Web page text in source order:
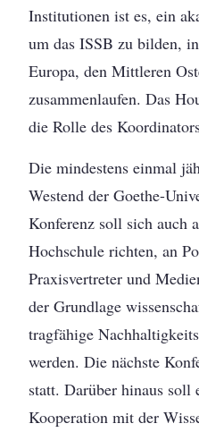
Institutionen ist es, ein
um das ISSB zu bilden,
Europa, den Mittleren
zusammenlaufen. Das
die Rolle des
Die mindestens einmal
Westend der Goethe-
Konferenz soll sich auch
Hochschule richten, an
Praxisvertreter und
der Grundlage
tragfähige
werden. Die nächste
statt. Darüber hinaus soll
Kooperation mit der